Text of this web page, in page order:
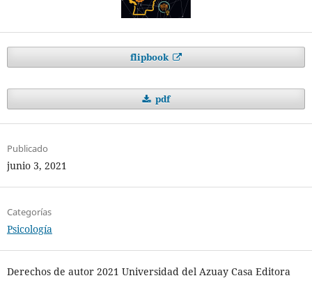
flipbook
pdf
Publicado
junio 3, 2021
Categorías
Psicología
Derechos de autor 2021 Universidad del Azuay Casa Editora